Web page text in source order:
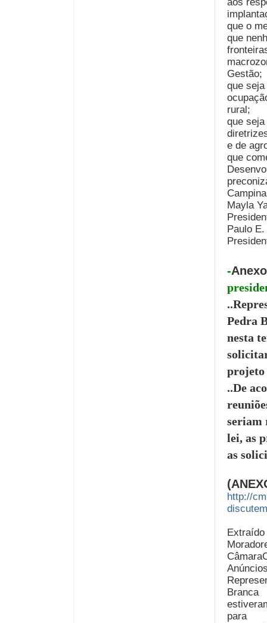
que o
que
Gestão;
que
rural;
que
e de
que
Mayla
Paulo E.
-
Pedra
nesta
projeto
..De
seriam
lei, as
as
http://
Branca
para